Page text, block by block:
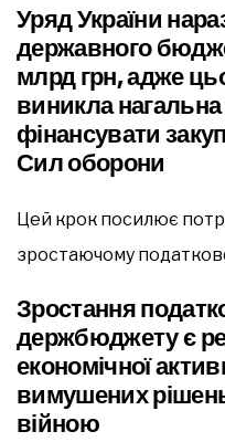
Уряд України
державного
млрд грн, адже
виникла
фінансувати
Сил оборони
Цей крок посилює
зростаючому
Зростання
держбюджету є
економічної
вимушених
війною